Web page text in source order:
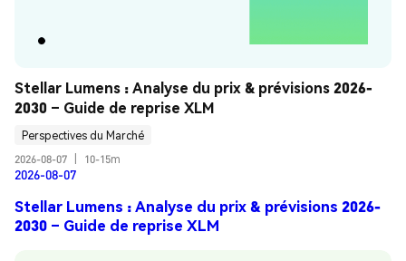
Stellar Lumens : Analyse du prix & prévisions 2026-
2030 – Guide de reprise XLM
Perspectives du Marché
2026-08-07
10-15m
2026-08-07
Stellar Lumens : Analyse du prix & prévisions 2026-
2030 – Guide de reprise XLM